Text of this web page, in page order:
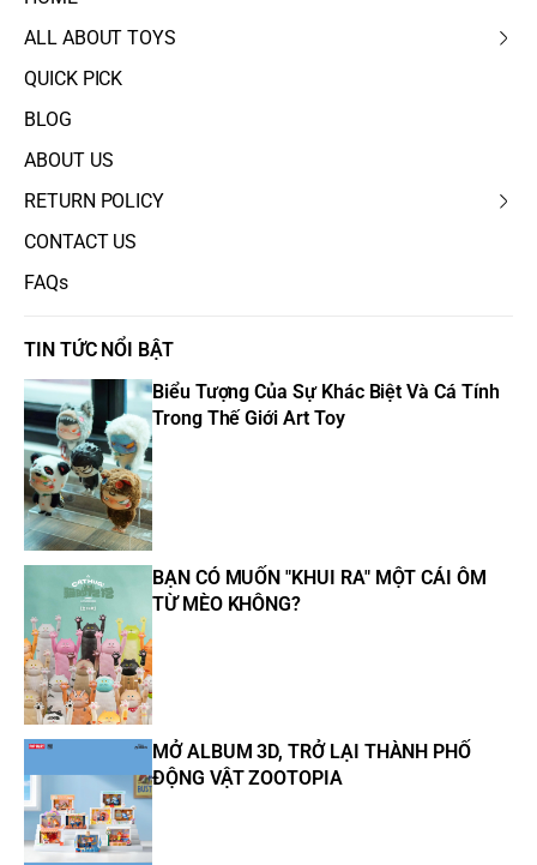
ALL ABOUT TOYS
QUICK PICK
BLOG
ABOUT US
RETURN POLICY
CONTACT US
FAQs
TIN TỨC NỔI BẬT
Biểu Tượng Của Sự Khác Biệt Và Cá Tính
Trong Thế Giới Art Toy
BẠN CÓ MUỐN "KHUI RA" MỘT CÁI ÔM
TỪ MÈO KHÔNG?
MỞ ALBUM 3D, TRỞ LẠI THÀNH PHỐ
ĐỘNG VẬT ZOOTOPIA